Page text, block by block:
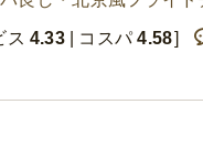
ス 4.33 コスパ 4.58